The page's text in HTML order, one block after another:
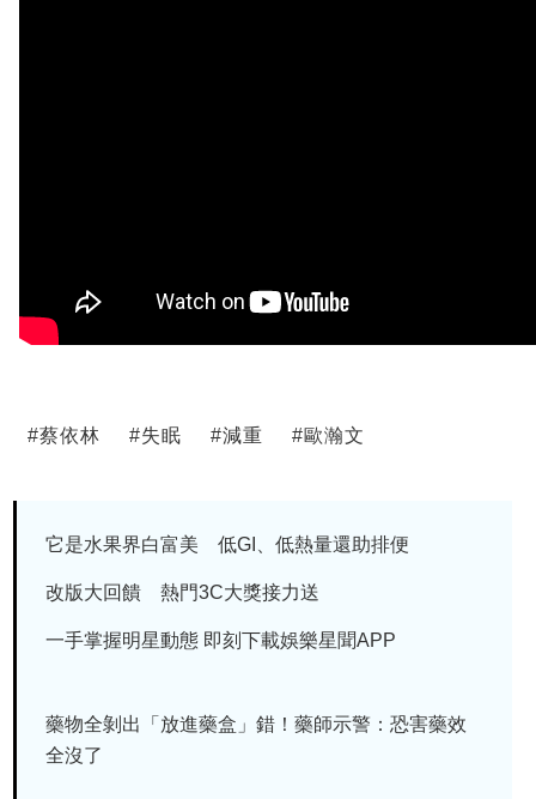
#蔡依林 #失眠 #減重 #歐瀚文
它是水果界白富美 低GI、低熱量還助排便
改版大回饋 熱門3C大獎接力送
一手掌握明星動態 即刻下載娛樂星聞APP
藥物全剝出「放進藥盒」錯！藥師示警：恐害藥效
全沒了